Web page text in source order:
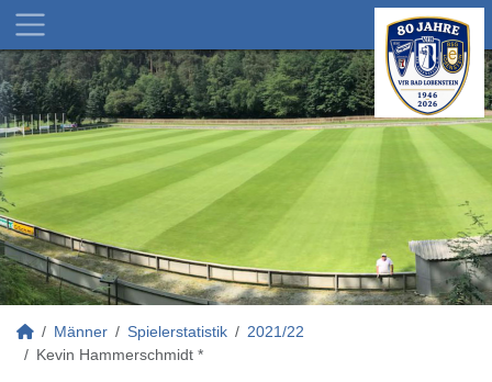
Männer Spielerstatistik
2021/22
Kevin Hammerschmidt *